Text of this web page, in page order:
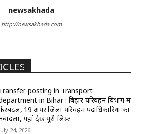
newsakhada
http://newsakhada.com
Transfer-posting in Transport
in Bihar : बिहार परिवहन विभाग में
19 अपर जिला परिवहन पदाधिकारियों का
यहां देखें पूरी लिस्ट
July 24, 2026